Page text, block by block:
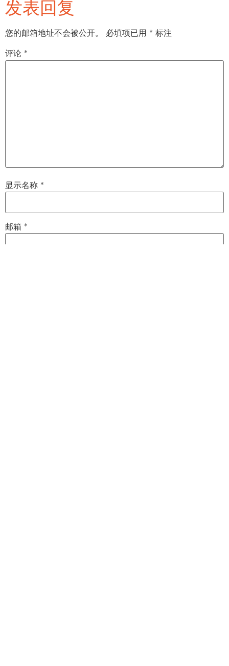
发表回复
您的邮箱地址不会被公开。 必填项已用 * 标注
评论 *
显示名称 *
邮箱 *